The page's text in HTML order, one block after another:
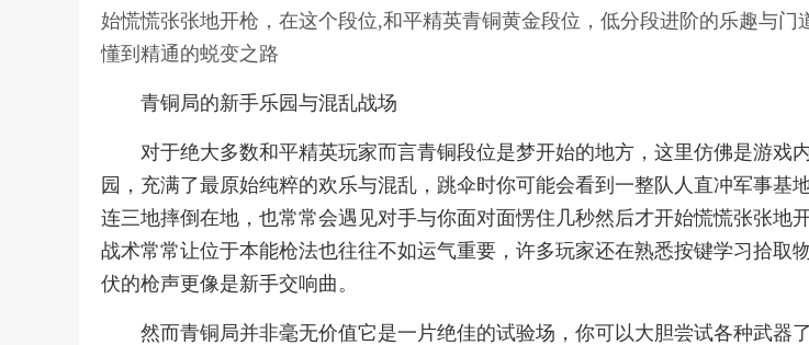
始慌慌张张地开枪，在这个段位,和平精英青铜黄金段位，低分段进阶的乐趣与门
懂到精通的蜕变之路
青铜局的新手乐园与混乱战场
对于绝大多数和平精英玩家而言青铜段位是梦开始的地方，这里仿佛是游戏
园，充满了最原始纯粹的欢乐与混乱，跳伞时你可能会看到一整队人直冲军事基
连三地摔倒在地，也常常会遇见对手与你面对面愣住几秒然后才开始慌慌张张地
战术常常让位于本能枪法也往往不如运气重要，许多玩家还在熟悉按键学习拾取
伏的枪声更像是新手交响曲。
然而青铜局并非毫无价值它是一片绝佳的试验场，你可以大胆尝试各种武器